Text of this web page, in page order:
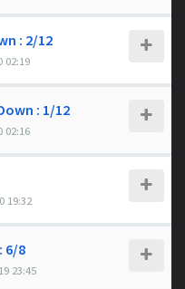
: 2/12
02:19
: 1/12
02:16
19:32
6/8
23:45